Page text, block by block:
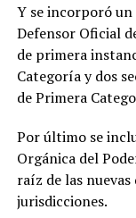
Y se incorporó un
Defensor Oficial
de primera
Categoría y dos
de Primera
Por último se
Orgánica del
raíz de las
jurisdicciones.